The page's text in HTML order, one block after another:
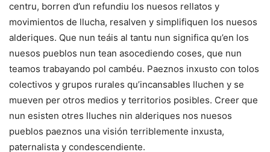
centru, borren d’un refundiu los nuesos rellatos y
movimientos de llucha, resalven y simplifiquen los nuesos
alderiques. Que nun teáis al tantu nun significa qu’en los
nuesos pueblos nun tean asocediendo coses, que nun
teamos trabayando pol cambéu. Paeznos inxusto con tolos
colectivos y grupos rurales qu’incansables lluchen y se
mueven per otros medios y territorios posibles. Creer que
nun esisten otres lluches nin alderiques nos nuesos
pueblos paeznos una visión terriblemente inxusta,
paternalista y condescendiente.